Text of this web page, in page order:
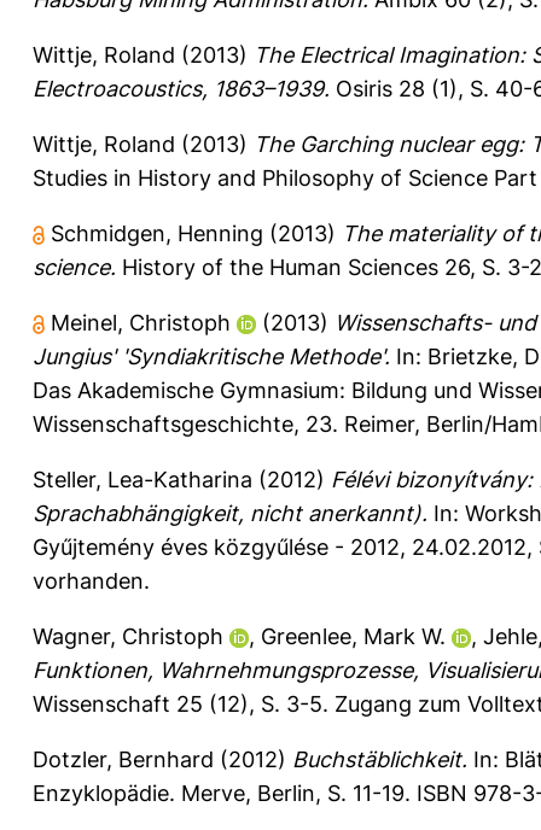
Wittje, Roland (2013) The Electrical Imagination:
Electroacoustics, 1863–1939. Osiris 28 (1), S.
Wittje, Roland (2013) The Garching nuclear
Studies in History and Philosophy of Science
Schmidgen, Henning (2013) The materiality of
science. History of the Human Sciences 26, S. 3-
Meinel, Christoph (2013) Wissenschafts-
Jungius' 'Syndiakritische Methode'. In: Brietzke,
Das Akademische Gymnasium: Bildung und
Wissenschaftsgeschichte, 23. Reimer, Berlin/
Steller, Lea-Katharina (2012) Félévi
Sprachabhängigkeit, nicht anerkannt). In:
Gyűjtemény éves közgyűlése - 2012,
vorhanden.
Wagner, Christoph , Greenlee, Mark W. ,
Funktionen, Wahrnehmungsprozesse,
Wissenschaft 25 (12), S. 3-5. Zugang zum
Dotzler, Bernhard (2012) Buchstäblichkeit. In:
Enzyklopädie. Merve, Berlin, S. 11-19. ISBN